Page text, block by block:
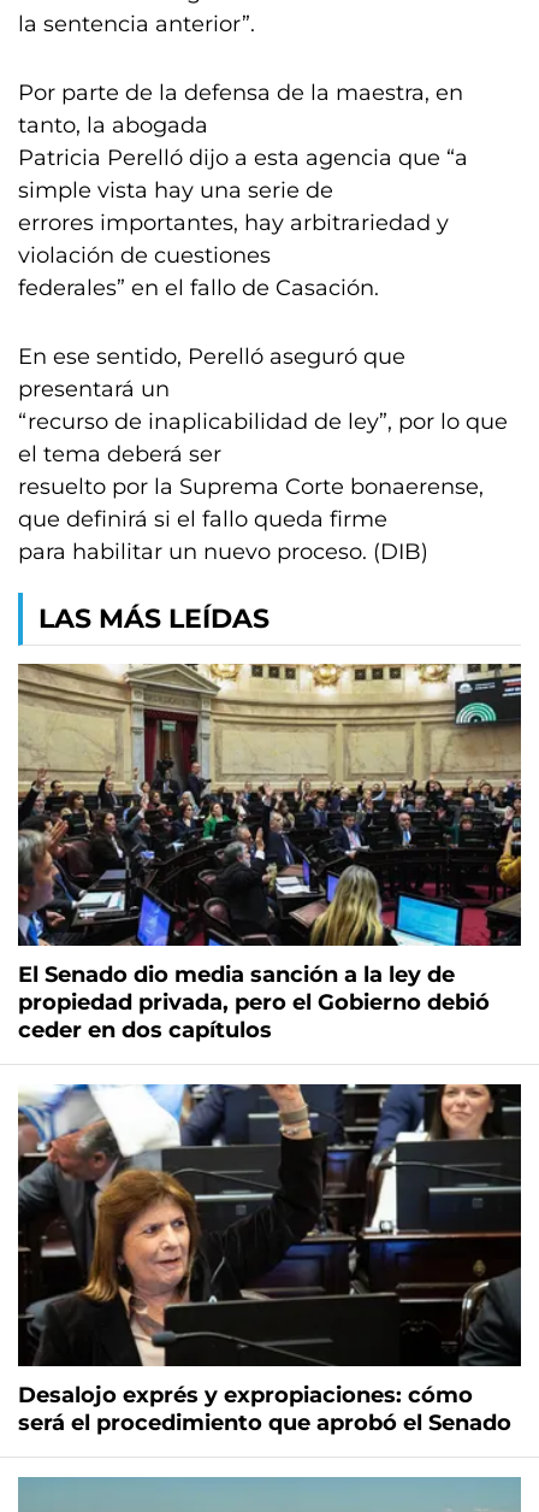
la sentencia anterior”.
Por parte de la defensa de la maestra, en
tanto, la abogada
Patricia Perelló dijo a esta agencia que “a
simple vista hay una serie de
errores importantes, hay arbitrariedad y
violación de cuestiones
federales” en el fallo de Casación.
En ese sentido, Perelló aseguró que
presentará un
“recurso de inaplicabilidad de ley”, por lo que
el tema deberá ser
resuelto por la Suprema Corte bonaerense,
que definirá si el fallo queda firme
para habilitar un nuevo proceso. (DIB)
LAS MÁS LEÍDAS
El Senado dio media sanción a la ley de
propiedad privada, pero el Gobierno debió
ceder en dos capítulos
Desalojo exprés y expropiaciones: cómo
será el procedimiento que aprobó el Senado